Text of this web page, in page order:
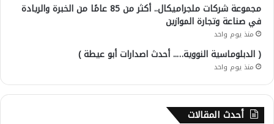
مجموعة شركات ملجراميكال.. أكثر من 85 عامًا من الخبرة والريادة
في صناعة وتجارة الموازين
منذ يوم واحد
( الدبلوماسية النووية….. أحدث اصدارات أبو عيطة )
منذ يوم واحد
أحدث المقالات